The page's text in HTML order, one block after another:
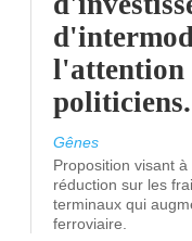
l'attention
politiciens.
Gênes
Proposition visant
réduction sur les
terminaux qui
ferroviaire.